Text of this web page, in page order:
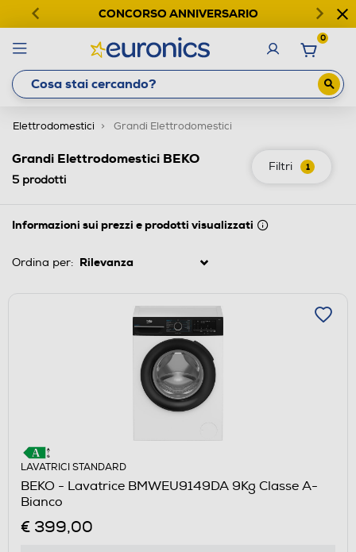
CONCORSO ANNIVERSARIO
0
Elettrodomestici Grandi Elettrodomestici
Filtri 1
Grandi Elettrodomestici BEKO
5 prodotti
Informazioni sui prezzi e prodotti visualizzati
Ordina per:
LAVATRICI STANDARD
BEKO - Lavatrice BMWEU9149DA 9Kg Classe A-
Bianco
€ 399,00